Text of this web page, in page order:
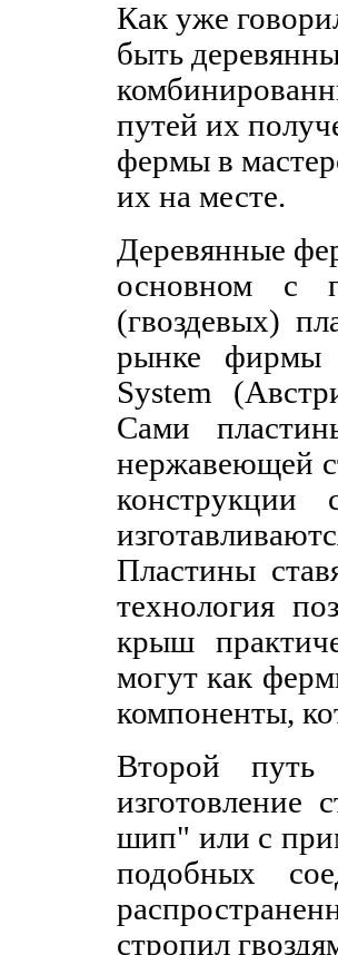
Как уже
быть
путей их
фермы в
их на месте.
Деревянные
основном с
(гвоздевых)
рынке фирмы
System
Сами
нержавеющей
конструкции
Пластины
технология
крыш
могут как
компоненты,
Второй
изготовление
шип" или с
подобных
стропил